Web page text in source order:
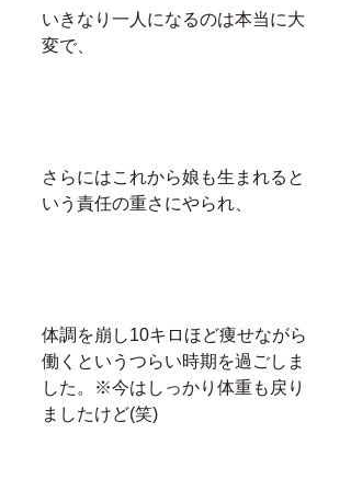
いきなり一人になるのは本当に大
変で、
さらにはこれから娘も生まれると
いう責任の重さにやられ、
体調を崩し10キロほど痩せながら
働くというつらい時期を過ごしま
した。※今はしっかり体重も戻り
ましたけど(笑)